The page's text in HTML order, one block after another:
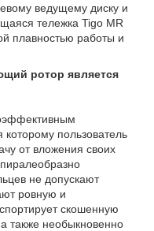
ведущему диску и
тележка Tigo MR
плавностью работы и
ротор является
пользователь
от вложения своих
не допускают
ровную и
скошенную
также необыкновенно